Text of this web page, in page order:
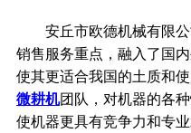
安丘市欧德机械有限公
销售服务重点，融入了国
使其更适合我国的土质和
微耕机团队，对机器的各
使机器更具有竞争力和专业